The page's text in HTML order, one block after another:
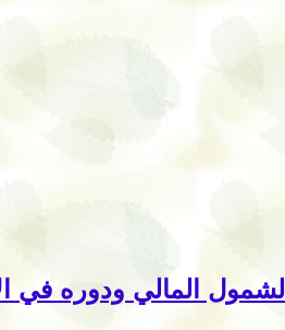
الشمول المالي ودوره في